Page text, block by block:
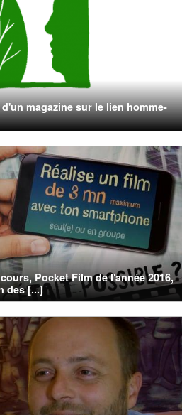
d'un magazine sur le lien homme-
Pocket Film de l'année 2016,
des [...]